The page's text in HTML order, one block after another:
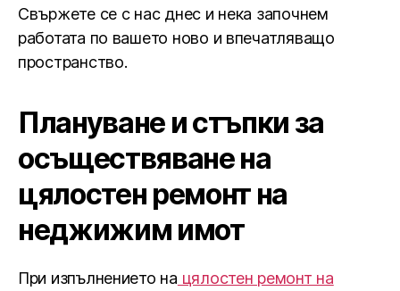
Свържете се с нас днес и нека започнем
работата по вашето ново и впечатляващо
пространство.
Плануване и стъпки за
осъществяване на
цялостен ремонт на
неджижим имот
При изпълнението на цялостен ремонт на